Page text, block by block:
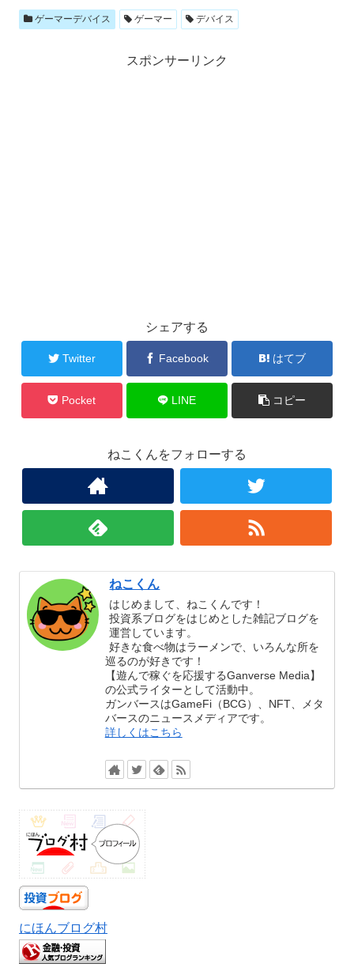
ゲーマーデバイス ゲーマー デバイス
スポンサーリンク
シェアする
Twitter Facebook はてブ
Pocket LINE コピー
ねこくんをフォローする
ねこくん
はじめまして、ねこくんです！
投資系ブログをはじめとした雑記ブログを
運営しています。
好きな食べ物はラーメンで、いろんな所を
巡るのが好きです！
【遊んで稼ぐを応援するGanverse Media】
の公式ライターとして活動中。
ガンバースはGameFi（BCG）、NFT、メタ
バースのニュースメディアです。
詳しくはこちら
にほんブログ村